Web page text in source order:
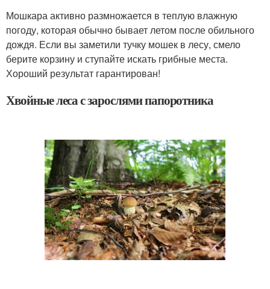
Мошкара активно размножается в теплую влажную
погоду, которая обычно бывает летом после обильного
дождя. Если вы заметили тучку мошек в лесу, смело
берите корзину и ступайте искать грибные места.
Хороший результат гарантирован!
Хвойные леса с зарослями папоротника